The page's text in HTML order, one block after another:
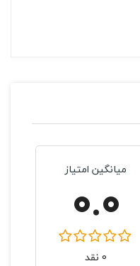
میانگین امتیاز
0.0
0 نقد